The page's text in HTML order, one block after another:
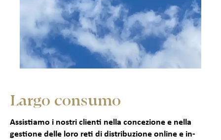
Largo consumo
Assistiamo i nostri clienti nella concezione e nella
gestione delle loro reti di distribuzione online e in-